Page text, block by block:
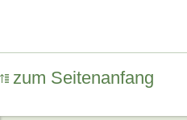
zum Seitenanfang